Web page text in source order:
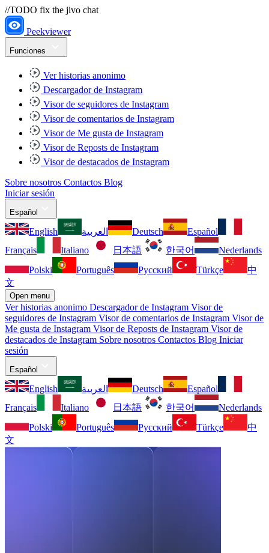
//TODO fix the jivo chat
Peekviewer
Funciones
Ver historias anonimo
Descargador de Instagram
Visor de seguidores de Instagram
Visor de comentarios de Instagram
Visor de Me gusta de Instagram
Visor de Reposts de Instagram
Visor de destacados de Instagram
Sobre nosotros Contactos Blog
Iniciar sesión
Español
English العربية Deutsch
Español
Français
Italiano 日本語 한국어
Nederlands
Polski
Português Русский Türkçe
中
文
Open menu
Ver historias anonimo Descargador de Instagram Visor de
seguidores de Instagram Visor de comentarios de Instagram Visor de
Me gusta de Instagram Visor de Reposts de Instagram Visor de
destacados de Instagram Sobre nosotros Contactos Blog Iniciar
sesión
Español
English العربية Deutsch
Español
Français
Italiano 日本語 한국어
Nederlands
Polski
Português Русский Türkçe
中
文